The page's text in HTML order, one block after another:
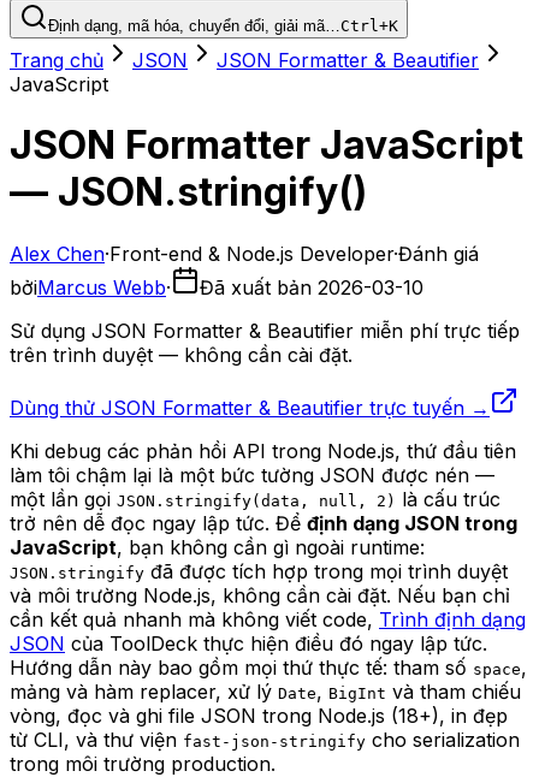
Định dạng, mã hóa, chuyển đổi, giải mã…Ctrl+K
Trang chủ JSON
JSON Formatter & Beautifier
JavaScript
JSON Formatter JavaScript
— JSON.stringify()
Alex Chen·Front-end & Node.js Developer·Đánh giá
bởiMarcus Webb· Đã xuất bản 2026-03-10
Sử dụng JSON Formatter & Beautifier miễn phí trực tiếp
trên trình duyệt — không cần cài đặt.
Dùng thử JSON Formatter & Beautifier trực tuyến →
Khi debug các phản hồi API trong Node.js, thứ đầu tiên
làm tôi chậm lại là một bức tường JSON được nén —
một lần gọi JSON.stringify(data, null, 2) là cấu trúc
trở nên dễ đọc ngay lập tức. Để định dạng JSON trong
JavaScript, bạn không cần gì ngoài runtime:
JSON.stringify đã được tích hợp trong mọi trình duyệt
và môi trường Node.js, không cần cài đặt. Nếu bạn chỉ
cần kết quả nhanh mà không viết code, Trình định dạng
JSON của ToolDeck thực hiện điều đó ngay lập tức.
Hướng dẫn này bao gồm mọi thứ thực tế: tham số space,
mảng và hàm replacer, xử lý Date, BigInt và tham chiếu
vòng, đọc và ghi file JSON trong Node.js (18+), in đẹp
từ CLI, và thư viện fast-json-stringify cho serialization
trong môi trường production.